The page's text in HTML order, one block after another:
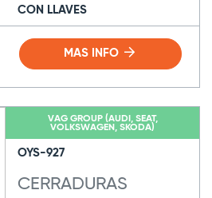
CON LLAVES
MAS INFO
VAG GROUP (AUDI, SEAT,
VOLKSWAGEN, SKODA)
OYS-927
CERRADURAS